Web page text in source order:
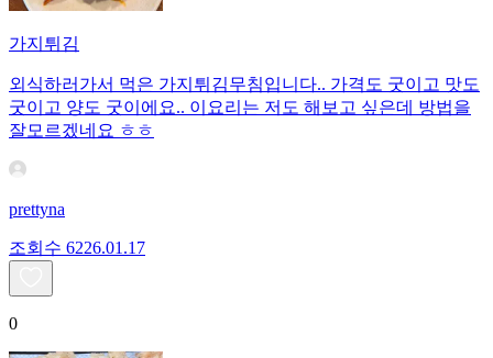
가지튀김
외식하러가서 먹은 가지튀김무침입니다.. 가격도 굿이고 맛도
굿이고 양도 굿이에요.. 이요리는 저도 해보고 싶은데 방법을
잘모르겠네요 ㅎㅎ
prettyna
조회수 6226.01.17
0